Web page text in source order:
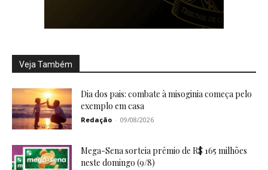
Veja Também
Dia dos pais: combate à misoginia começa pelo
exemplo em casa
Redação - 09/08/2026
Mega-Sena sorteia prêmio de R$ 165 milhões
neste domingo (9/8)